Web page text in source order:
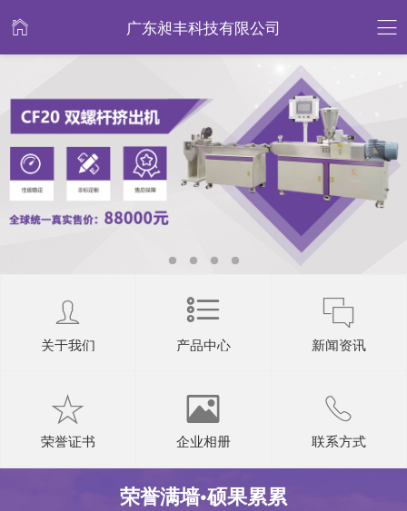
广东昶丰科技有限公司
关于我们 产品中心 新闻资讯
荣誉证书 企业相册 联系方式
荣誉满墙•硕果累累